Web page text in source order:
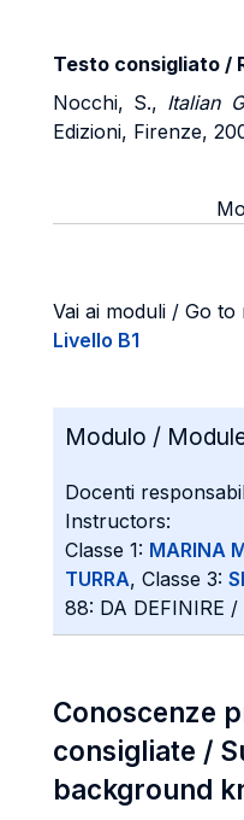
Testo consigliato /
Nocchi, S., Italian
Edizioni, Firenze,
Vai ai moduli / Go to
Livello B1
Modulo /
Docenti
Instructors:
Classe 1: MARINA
TURRA, Classe 3:
88: DA DEFINIRE /
Conoscenze
consigliate /
background